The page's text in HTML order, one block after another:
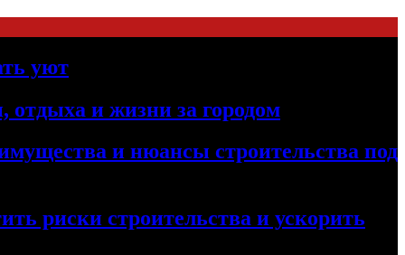
уют
отдыха и жизни за городом
и нюансы строительства под
риски строительства и ускорить